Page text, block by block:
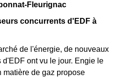
Fleurignac
concurrents d'EDF à
de l'énergie, de nouveaux
ont vu le jour. Engie le
matière de gaz propose